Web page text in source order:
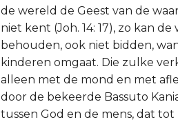
de wereld de Geest van de
niet kent (Joh. 14: 17), zo kan
behouden, ook niet bidden,
kinderen omgaat. Die zulke
alleen met de mond en met
door de bekeerde Bassuto
tussen God en de mens, dat